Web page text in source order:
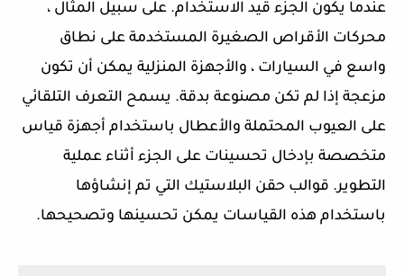
عندما يكون الجزء قيد الاستخدام. على سبيل المثال ،
محركات الأقراص الصغيرة المستخدمة على نطاق
واسع في السيارات ، والأجهزة المنزلية يمكن أن تكون
مزعجة إذا لم تكن مصنوعة بدقة. يسمح التعرف التلقائي
على العيوب المحتملة والأعطال باستخدام أجهزة قياس
متخصصة بإدخال تحسينات على الجزء أثناء عملية
التطوير. قوالب حقن البلاستيك التي تم إنشاؤها
باستخدام هذه القياسات يمكن تحسينها وتصحيحها.